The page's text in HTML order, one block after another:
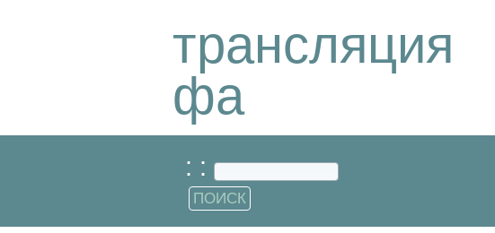
трансляция
фа
: :